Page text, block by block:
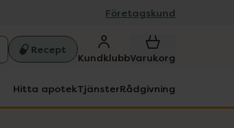
Företagskund
Recept
KundklubbVarukorg
Hitta apotekTjänsterRådgivning